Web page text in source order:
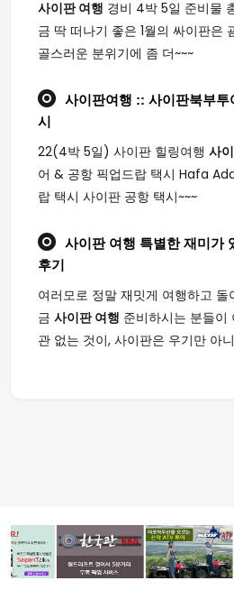
사이판 여행 경비 4박 5일 준비물
금 딱 떠나기 좋은 1월의 싸이판은
골스러운 분위기에 좀 더~~~
사이판여행 :: 사이판북부투
시
22(4박 5일) 사이판 힐링여행 사
어 & 공항 픽업드랍 택시 Hafa
랍 택시 사이판 공항 택시~~~
사이판 여행 특별한 재미가
후기
여러모로 정말 재밋게 여행하고
금 사이판 여행 준비하시는 분들이
관 없는 것이, 사이판은 우기만 아